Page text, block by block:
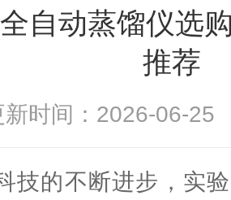
自动蒸馏仪选
推荐
新时间：2026-06-
技的不断进步，实